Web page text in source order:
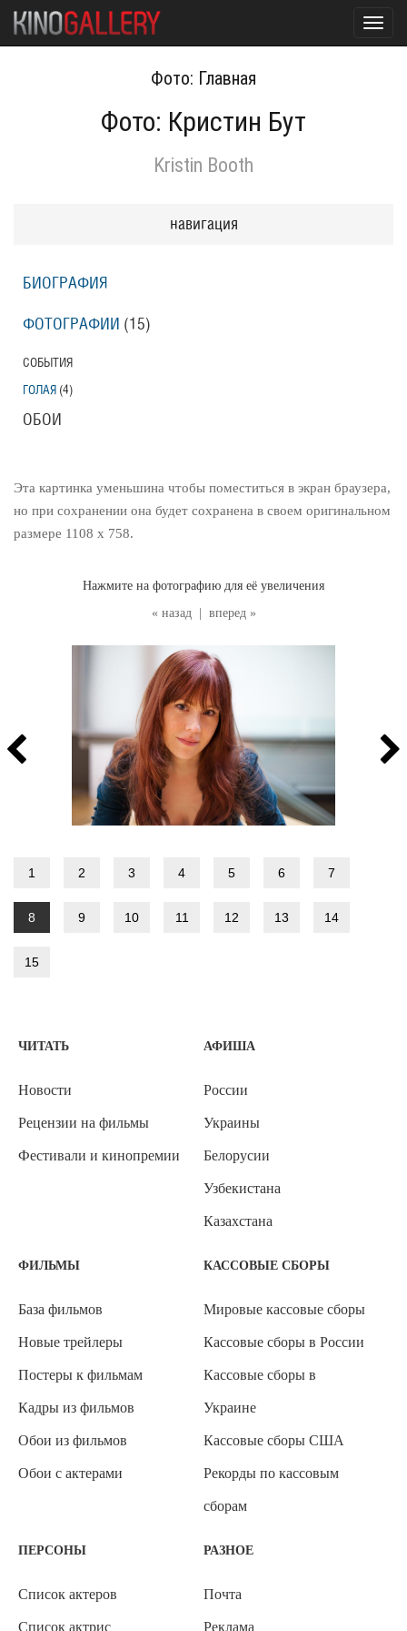
Фото: Главная
Фото: Кристин Бут
Kristin Booth
« назад вперед »
Нажмите на фотографию для её увеличения
Эта картинка уменьшина чтобы поместиться в экран браузера,
но при сохранении она будет сохранена в своем оригинальном
размере 1108 x 758.
1 2 3 4 5 6 7
8 9 10 11 12 13 14
15
навигация
БИОГРАФИЯ
ФОТОГРАФИИ (15)
СОБЫТИЯ
ГОЛАЯ (4)
ОБОИ
ЧИТАТЬ
Новости
Рецензии на фильмы
Фестивали и кинопремии
АФИША
России
Украины
Белорусии
Узбекистана
Казахстана
ФИЛЬМЫ
База фильмов
Новые трейлеры
Постеры к фильмам
Кадры из фильмов
Обои из фильмов
Обои с актерами
КАССОВЫЕ СБОРЫ
Мировые кассовые сборы
Кассовые сборы в России
Кассовые сборы в
Украине
Кассовые сборы США
Рекорды по кассовым
сборам
ПЕРСОНЫ
Список актеров
Список актрис
РАЗНОЕ
Почта
Реклама